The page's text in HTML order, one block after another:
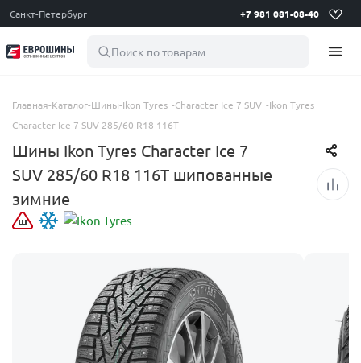
Санкт-Петербург +7 981 081-08-40
Поиск по товарам
Главная-Каталог-Шины-Ikon Tyres -Character Ice 7 SUV -Ikon Tyres
Character Ice 7 SUV 285/60 R18 116T
Шины Ikon Tyres Character Ice 7
SUV 285/60 R18 116T шипованные
зимние